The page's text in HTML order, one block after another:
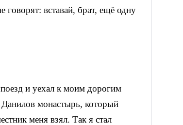
вставай, брат, ещё одну
и уехал к моим дорогим
Данилов монастырь, который
меня взял. Так я стал